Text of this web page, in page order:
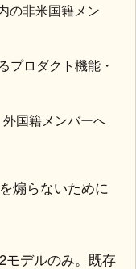
の非米国籍メン
プロダクト機能・
国籍メンバーへ
煽らないために
モデルのみ。既存